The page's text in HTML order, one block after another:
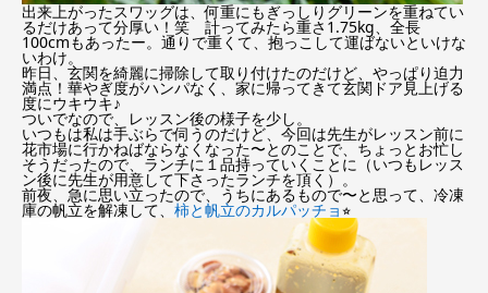
出来上がったスワッグは、何重にもぎっしりグリーンを重ねてい
るだけあって分厚い！笑 計ってみたら重さ1.75kg、全長
100cmもあったー。通りで重くて、抱っこして運ばないといけな
いわけ。
昨日、玄関を綺麗に掃除して取り付けたのだけど、やっぱり迫力
満点！華やぎ度がハンパなく、家に帰ってきて玄関ドア見上げる
度にウキウキ♪
ついでなので、レッスン後の様子を少し。
いつもは私は手ぶらで伺うのだけど、今回は先生がレッスン前に
花市場に行かねばならなくなった〜とのことで、ちょっとお忙し
そうだったので、ランチに１品持っていくことに（いつもレッス
ン後に先生が用意して下さったランチを頂く）。
前夜、急に思い立ったので、うちにあるもので〜と思って、冷凍
庫の帆立を解凍して、柿と帆立のカルパッチョ⭐︎